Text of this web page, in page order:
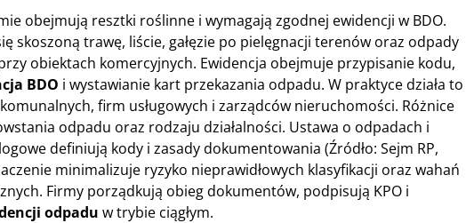
obejmują resztki roślinne i wymagają zgodnej ewidencji w BDO.
skoszoną trawę, liście, gałęzie po pielęgnacji terenów oraz odpady
obiektach komercyjnych. Ewidencja obejmuje przypisanie kodu,
BDO i wystawianie kart przekazania odpadu. W praktyce działa to
firm usługowych i zarządców nieruchomości. Różnice
odpadu oraz rodzaju działalności. Ustawa o odpadach i
definiują kody i zasady dokumentowania (Źródło: Sejm RP,
minimalizuje ryzyko nieprawidłowych klasyfikacji oraz wahań
Firmy porządkują obieg dokumentów, podpisują KPO i
odpadu w trybie ciągłym.